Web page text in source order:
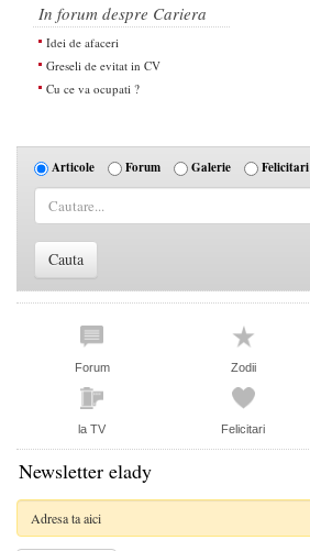
In forum despre Cariera
Idei de afaceri
Greseli de evitat in CV
Cu ce va ocupati ?
Articole Forum Galerie Felicitari
Forum Zodii
la TV Felicitari
Newsletter elady